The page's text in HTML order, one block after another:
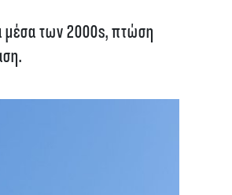
μέσα των 2000s, πτώση